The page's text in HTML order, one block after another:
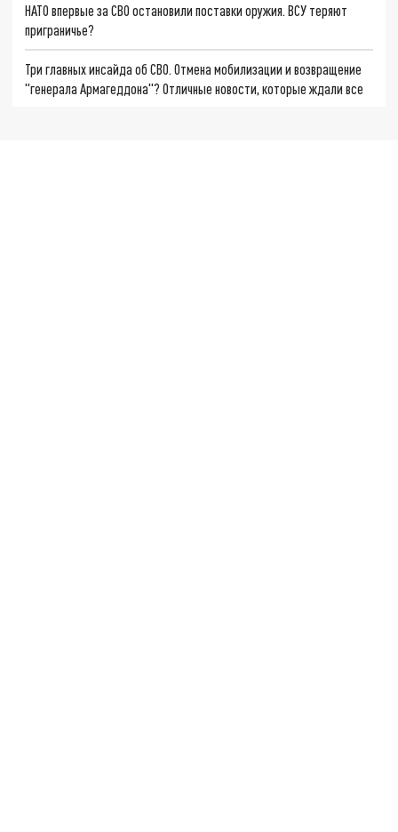
НАТО впервые за СВО остановили поставки оружия. ВСУ теряют
приграничье?
Три главных инсайда об СВО. Отмена мобилизации и возвращение
"генерала Армагеддона"? Отличные новости, которые ждали все